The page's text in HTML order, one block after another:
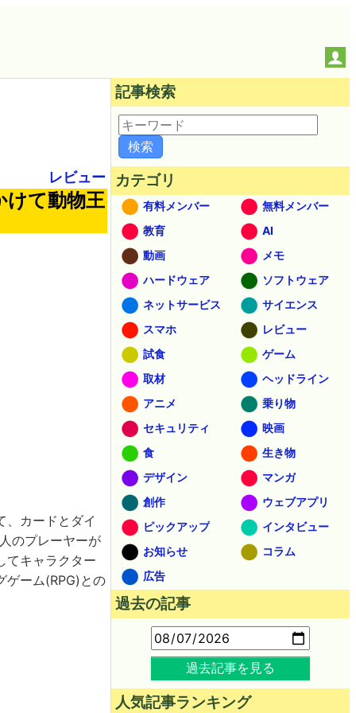
レビュー
て動物王
、カードとダイ
のプレーヤーが
てキャラクター
ゲーム(RPG)との
記事検索
カテゴリ
有料メンバー
無料メンバー
教育
AI
動画
メモ
ハードウェア
ソフトウェア
ネットサービス
サイエンス
スマホ
レビュー
試食
ゲーム
取材
ヘッドライン
アニメ
乗り物
セキュリティ
映画
食
生き物
デザイン
マンガ
創作
ウェブアプリ
ピックアップ
インタビュー
お知らせ
コラム
広告
過去の記事
過去記事を見る
人気記事ランキング